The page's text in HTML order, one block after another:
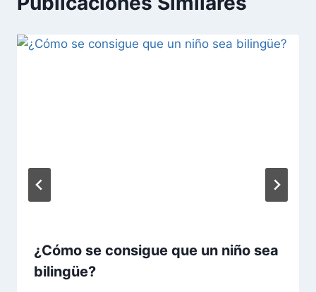
¿Cómo se consigue que un niño sea
bilingüe?